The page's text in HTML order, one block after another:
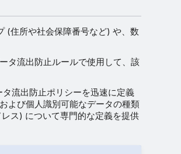
(住所や社会保障番号など) や、数
タ流出防止ルールで使用して、該
流出防止ポリシーを迅速に定義
よび個人識別可能なデータの種類
ス) について専門的な定義を提供